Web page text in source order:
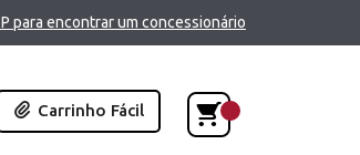
para encontrar um concessionário
Carrinho Fácil